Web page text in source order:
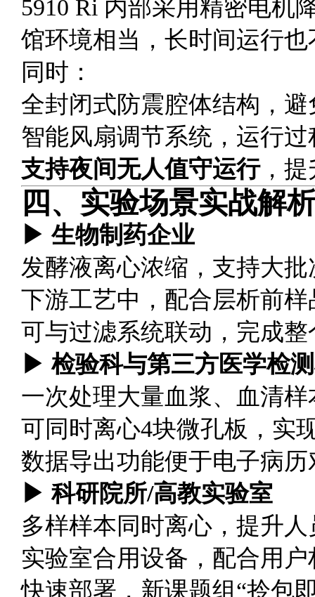
5910 Ri 内部采用精密电机
馆环境相当，长时间运行
同时：
全封闭式防震腔体结构，
智能风扇调节系统，运行
支持夜间无人值守运行，提
四、实验场景实战解
▶ 生物制药企业
发酵液离心浓缩，支持大
下游工艺中，配合层析前
可与过滤系统联动，完成
▶ 检验科与第三方医学检
一次处理大量血浆、血清样
可同时离心4块微孔板，实
数据导出功能便于电子病
▶ 科研院所/高教实验室
多样样本同时离心，提升
实验室合用设备，配合用
快速部署，新课题组“拎包